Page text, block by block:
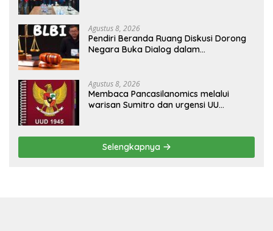
Agustus 8, 2026
Pendiri Beranda Ruang Diskusi Dorong
Negara Buka Dialog dalam
Agustus 8, 2026
Membaca Pancasilanomics melalui
warisan Sumitro dan urgensi UU
Selengkapnya